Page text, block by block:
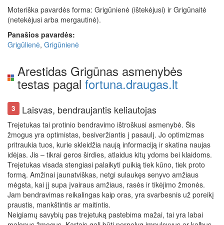
Moteriška pavardės forma: Grigūnienė (ištekėjusi) ir Grigūnaitė
(netekėjusi arba mergautinė).
Panašios pavardės:
Grigūlienė, Grigūnienė
Arestidas Grigūnas asmenybės
testas pagal fortuna.draugas.lt
3 Laisvas, bendraujantis keliautojas
Trejetukas tai protinio bendravimo ištroškusi asmenybė. Šis
žmogus yra optimistas, besiveržiantis į pasaulį. Jo optimizmas
pritraukia tuos, kurie skleidžia naują informaciją ir skatina naujas
idėjas. Jis – tikrai geros širdies, atlaidus kitų ydoms bei klaidoms.
Trejetukas visada stengiasi palaikyti puikią tiek kūno, tiek proto
formą. Amžinai jaunatviškas, netgi sulaukęs senyvo amžiaus
mėgsta, kai jį supa įvairaus amžiaus, rasės ir tikėjimo žmonės.
Jam bendravimas reikalingas kaip oras, yra svarbesnis už poreikį
praustis, mankštintis ar maitintis.
Neigiamų savybių pas trejetuką pastebima mažai, tai yra labai